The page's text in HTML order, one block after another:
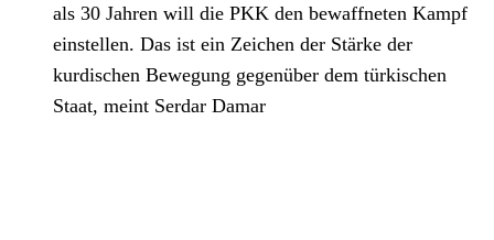
als 30 Jahren will die PKK den bewaffneten Kampf
einstellen. Das ist ein Zeichen der Stärke der
kurdischen Bewegung gegenüber dem türkischen
Staat, meint Serdar Damar